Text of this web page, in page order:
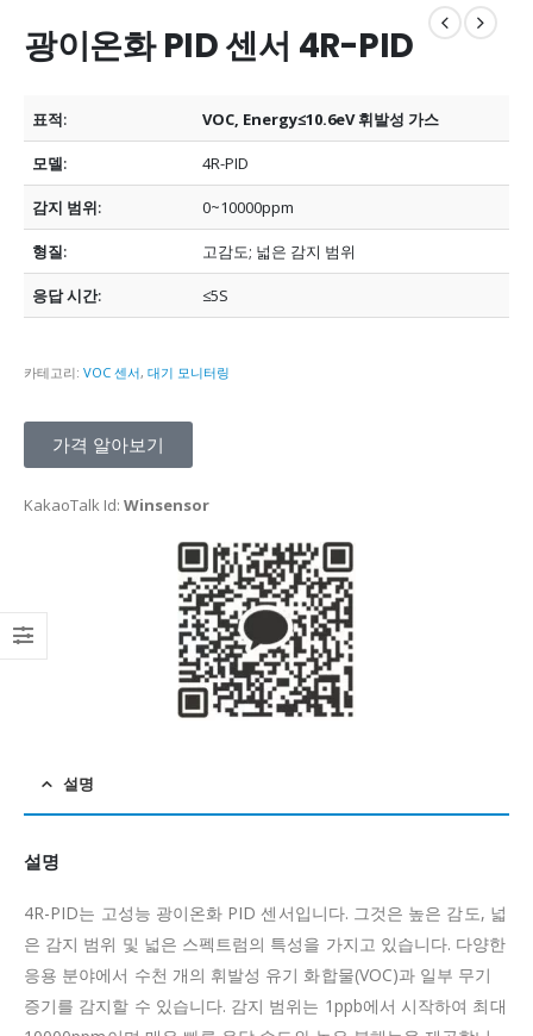
광이온화 PID 센서 4R-PID
표적: VOC, Energy≤10.6eV 휘발성 가스
모델: 4R-PID
감지 범위: 0~10000ppm
형질: 고감도; 넓은 감지 범위
응답 시간: ≤5S
카테고리: VOC 센서, 대기 모니터링
가격 알아보기
KakaoTalk Id: Winsensor
설명
설명
4R-PID는 고성능 광이온화 PID 센서입니다. 그것은 높은 감도, 넓
은 감지 범위 및 넓은 스펙트럼의 특성을 가지고 있습니다. 다양한
응용 분야에서 수천 개의 휘발성 유기 화합물(VOC)과 일부 무기
증기를 감지할 수 있습니다. 감지 범위는 1ppb에서 시작하여 최대